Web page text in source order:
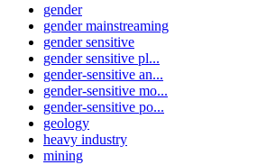
gender
gender mainstreaming
gender sensitive
gender sensitive pl...
gender-sensitive an...
gender-sensitive mo...
gender-sensitive po...
geology
heavy industry
mining